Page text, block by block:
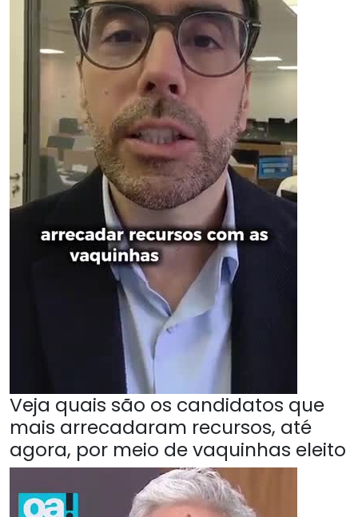
Veja quais são os candidatos que
mais arrecadaram recursos, até
agora, por meio de vaquinhas eleito